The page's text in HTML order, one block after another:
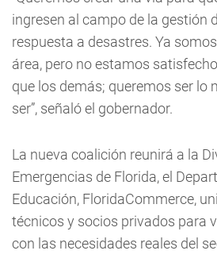
ingresen al campo de la gestión
respuesta a desastres. Ya
área, pero no estamos
que los demás; queremos ser lo
ser”, señaló el gobernador.
La nueva coalición reunirá a la
Emergencias de Florida, el
Educación, FloridaCommerce,
técnicos y socios privados para
con las necesidades reales del